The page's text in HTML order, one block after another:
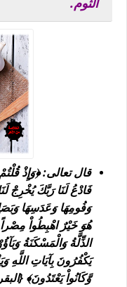
قال تعالى: ﴿وَإِذْ
فَادْعُ لَنَا رَبَّكَ يُخْرِجْ
وَفُومِهَا وَعَدَسِهَا
هُوَ خَيْرٌ اهْبِطُواْ
الذِّلَّةُ وَالْمَسْكَنَةُ
يَكْفُرُونَ بِآيَاتِ اللَّهِ
وَّكَانُواْ يَعْتَدُونَ﴾